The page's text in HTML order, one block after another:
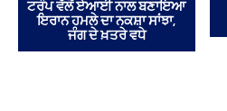
ਟਰੰਪ ਵੱਲੋਂ ਏਆਈ ਨਾਲ ਬਣਾਇਆ
ਇਰਾਨ ਹਮਲੇ ਦਾ ਨਕਸ਼ਾ ਸਾਂਝਾ,
ਜੰਗ ਦੇ ਖ਼ਤਰੇ ਵਧੇ